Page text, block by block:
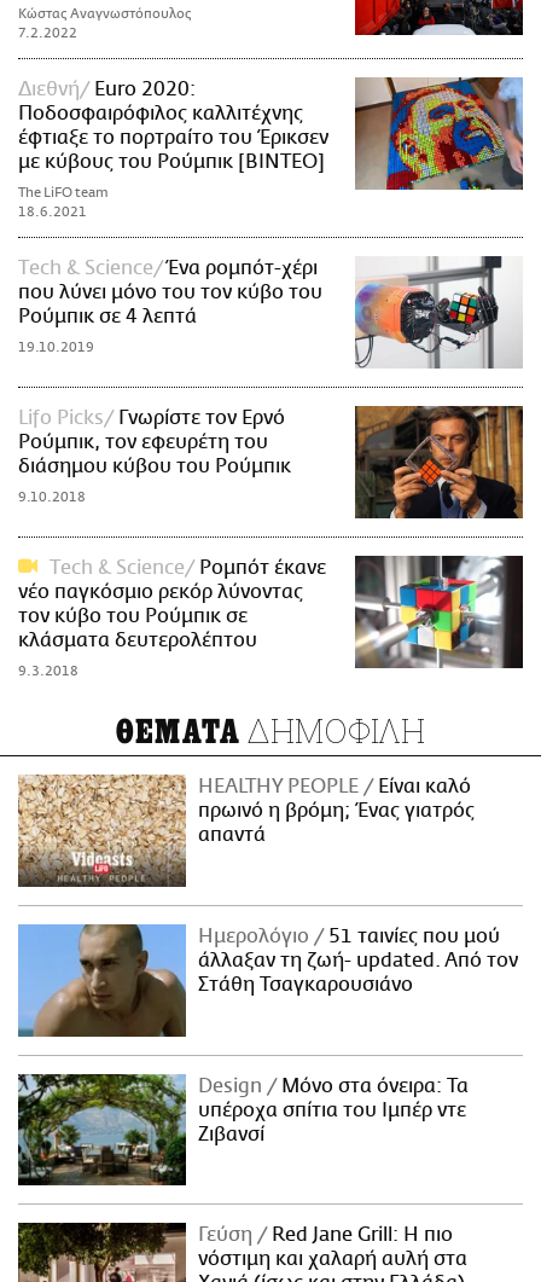
Κώστας Αναγνωστόπουλος
7.2.2022
Διεθνή
Euro 2020:
Ποδοσφαιρόφιλος καλλιτέχνης
έφτιαξε το πορτραίτο του Έρικσεν
με κύβους του Ρούμπικ [ΒΙΝΤΕΟ]
The LiFO team
18.6.2021
Τech & Science
Ένα ρομπότ-χέρι
που λύνει μόνο του τον κύβο του
Ρούμπικ σε 4 λεπτά
19.10.2019
Lifo Picks
Γνωρίστε τον Ερνό
Ρούμπικ, τον εφευρέτη του
διάσημου κύβου του Ρούμπικ
9.10.2018
Τech & Science
Ρομπότ έκανε
νέο παγκόσμιο ρεκόρ λύνοντας
τον κύβο του Ρούμπικ σε
κλάσματα δευτερολέπτου
9.3.2018
ΘΕΜΑΤΑ ΔΗΜΟΦΙΛΗ
HEALTHY PEOPLE
Είναι καλό
πρωινό η βρόμη; Ένας γιατρός
απαντά
Ημερολόγιο
51 ταινίες που μού
άλλαξαν τη ζωή- updated. Aπό τον
Στάθη Τσαγκαρουσιάνο
Design
Μόνο στα όνειρα: Τα
υπέροχα σπίτια του Ιμπέρ ντε
Ζιβανσί
Γεύση
Red Jane Grill: Η πιο
νόστιμη και χαλαρή αυλή στα